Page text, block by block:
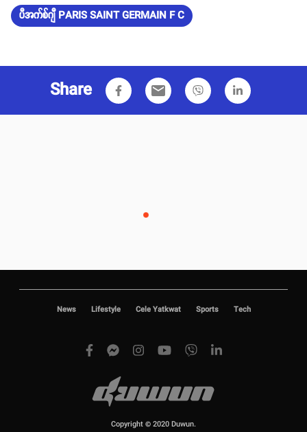
ပီအက်စ်ဂျီ PARIS SAINT GERMAIN F C
Share email
News Lifestyle Cele Yatkwat Sports Tech
Copyright © 2020 Duwun.